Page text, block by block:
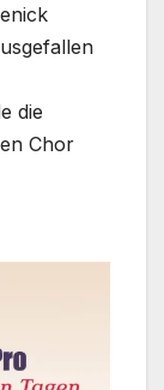
die
Chor